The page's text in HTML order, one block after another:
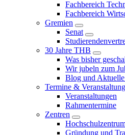
Fachbereich
Fachbereich
Gremien
Senat
30 Jahre THB
Was bisher
Wir jubeln zum
Blog und
Termine &
Veranstaltungen
Rahmentermine
Zentren
Gründung und